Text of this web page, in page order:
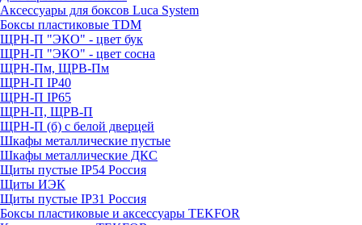
Аксессуары для боксов Luca System
Боксы пластиковые TDM
ЩРН-П "ЭКО" - цвет бук
ЩРН-П "ЭКО" - цвет сосна
ЩРН-Пм, ЩРВ-Пм
ЩРН-П IP40
ЩРН-П IP65
ЩРН-П, ЩРВ-П
ЩРН-П (б) с белой дверцей
Шкафы металлические пустые
Шкафы металлические ДКС
Щиты пустые IP54 Россия
Щиты ИЭК
Щиты пустые IP31 Россия
Боксы пластиковые и аксессуары TEKFOR